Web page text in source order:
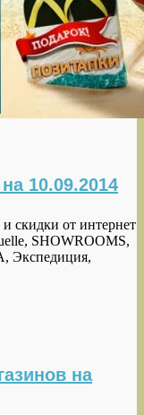
10.09.2014
скидки от интернет
SHOWROOMS,
Экспедиция,
на